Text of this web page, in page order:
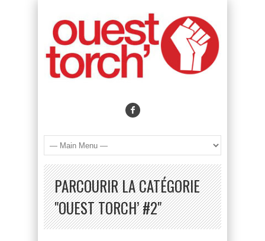
PARCOURIR LA CATÉGORIE
"OUEST TORCH’ #2"